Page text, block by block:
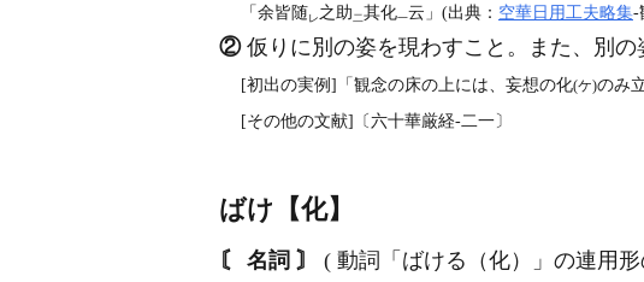
「余皆随レ 之助 二其化一云」(出典： 空華日用工夫略集
②仮りに別の姿を現わすこと。また、別
[初出の実例]「観念の床の上には、妄想の化(ケ)のみ
[その他の文献]〔六十華厳経‐二一〕
ばけ【化】
〘 名詞 〙 ( 動詞「ばける（化）」の連用